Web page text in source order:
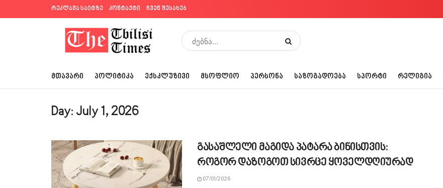
რეკლამა საიტზე კონტაქტი ჩვენ შესახებ
ᲛᲗᲐᲕᲐᲠᲘ ᲞᲝᲚᲘᲢᲘᲙᲐ ᲔᲥᲡᲙᲚᲣᲖᲘᲕᲘ ᲛᲡᲝᲤᲚᲘᲝ ᲞᲔᲠᲡᲝᲜᲐ ᲡᲐᲖᲝᲒᲐᲓᲝᲔᲑᲐ ᲡᲞᲝᲠᲢᲘ ᲠᲔᲚᲘᲒᲘᲐ
Day: July 1, 2026
გასაშლელი მაგიდა პატარა ბინისთვის:
როგორ დაზოგოთ სივრცე ყოველდღიურად
07/01/2026